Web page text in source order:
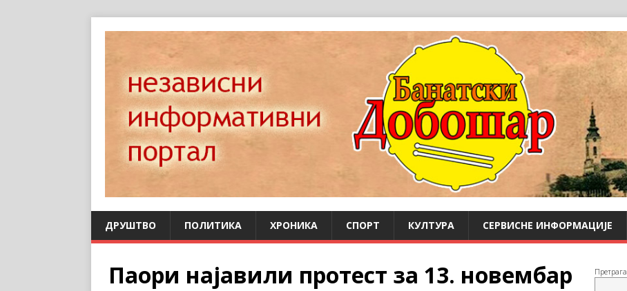
ДРУШТВО ПОЛИТИКА ХРОНИКА СПОРТ КУЛТУРА СЕРВИСНЕ ИНФОРМАЦИЈЕ
Пaори најавили протест за 13. новембар Претрага